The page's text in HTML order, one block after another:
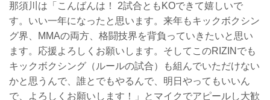
那須川は「こんばんは！ 2試合ともKOできて嬉しいで
す。いい一年になったと思います。来年もキックボクシン
グ界、MMAの両方、格闘技界を背負っていきたいと思い
ます。応援よろしくお願いします。そしてこのRIZINでも
キックボクシング（ルールの試合）も組んでいただけない
かと思うんで、誰とでもやるんで、明日やってもいいん
で、よろしくお願いします！」とマイクでアピールし大歓